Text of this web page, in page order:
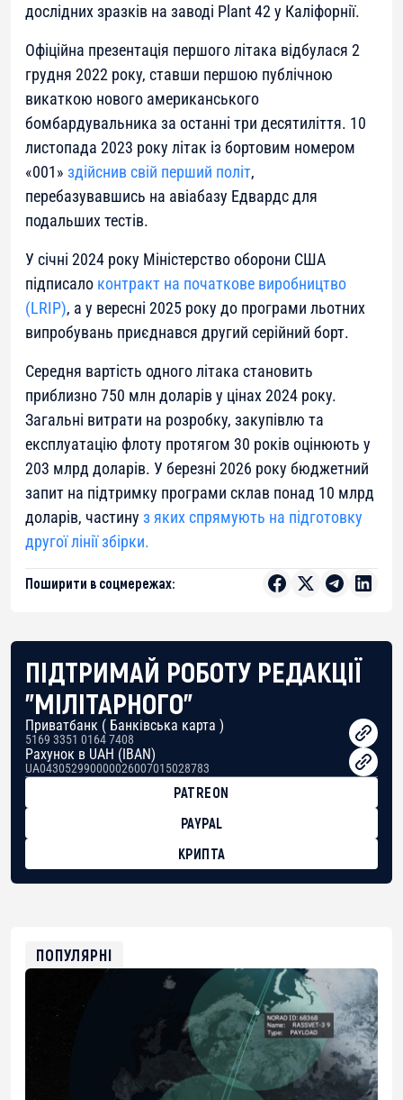
дослідних зразків на заводі Plant 42 у Каліфорнії.
Офіційна презентація першого літака відбулася 2
грудня 2022 року, ставши першою публічною
викаткою нового американського
бомбардувальника за останні три десятиліття. 10
листопада 2023 року літак із бортовим номером
«001» здійснив свій перший політ,
перебазувавшись на авіабазу Едвардс для
подальших тестів.
У січні 2024 року Міністерство оборони США
підписало контракт на початкове виробництво
(LRIP), а у вересні 2025 року до програми льотних
випробувань приєднався другий серійний борт.
Середня вартість одного літака становить
приблизно 750 млн доларів у цінах 2024 року.
Загальні витрати на розробку, закупівлю та
експлуатацію флоту протягом 30 років оцінюють у
203 млрд доларів. У березні 2026 року бюджетний
запит на підтримку програми склав понад 10 млрд
доларів, частину з яких спрямують на підготовку
другої лінії збірки.
Поширити в соцмережах:
ПІДТРИМАЙ РОБОТУ РЕДАКЦІЇ
"МІЛІТАРНОГО"
Приватбанк ( Банківська карта )
5169 3351 0164 7408
Рахунок в UAH (IBAN)
UA043052990000026007015028783
PATREON
PAYPAL
КРИПТА
0xfD02863D3289416fcF50975c9DFda13623f97758
ПОПУЛЯРНІ